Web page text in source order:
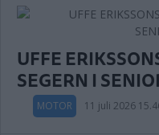
UFFE
SEGERN I
MOTOR 11 juli 2026